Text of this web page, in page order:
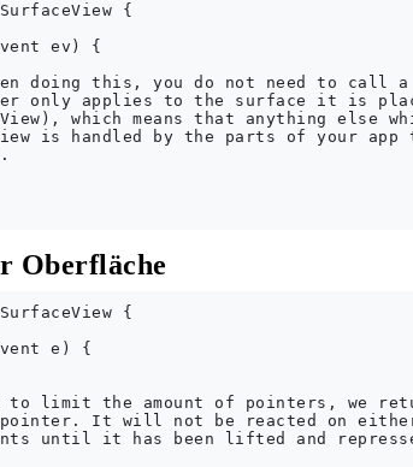
{
ev) {
doing this, you do not need to call a
only applies to the surface it is
which means that anything else
is handled by the parts of your app
Oberfläche
{
e) {
limit the amount of pointers, we
It will not be reacted on
until it has been lifted and